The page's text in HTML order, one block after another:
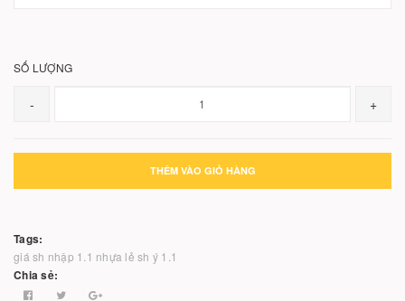
SỐ LƯỢNG
- +
THÊM VÀO GIỎ HÀNG
Tags:
giá sh nhập 1.1 nhựa lẻ sh ý 1.1
Chia sẻ: